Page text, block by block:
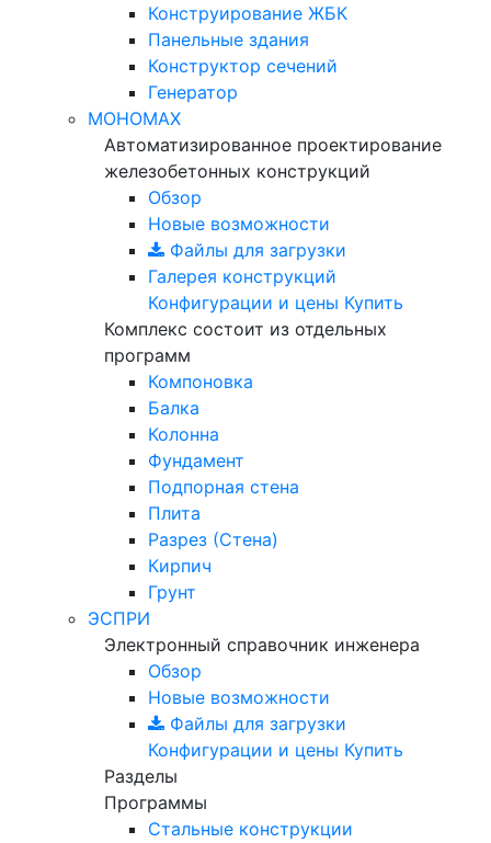
Конструирование ЖБК
Панельные здания
Конструктор сечений
Генератор
МОНОМАХ
Автоматизированное проектирование
железобетонных конструкций
Обзор
Новые возможности
Файлы для загрузки
Галерея конструкций
Конфигурации и цены Купить
Комплекс состоит из отдельных
программ
Компоновка
Балка
Колонна
Фундамент
Подпорная стена
Плита
Разрез (Стена)
Кирпич
Грунт
ЭСПРИ
Электронный справочник инженера
Обзор
Новые возможности
Файлы для загрузки
Конфигурации и цены Купить
Разделы
Программы
Стальные конструкции